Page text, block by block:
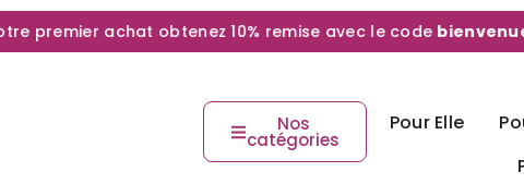
premier achat obtenez 10% remise avec le code bienvenue10
Nos
catégories
Pour Elle